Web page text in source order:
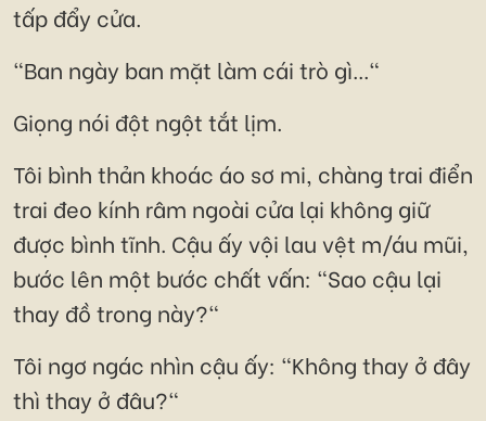
tấp đẩy cửa.
"Ban ngày ban mặt làm cái trò gì..."
Giọng nói đột ngột tắt lịm.
Tôi bình thản khoác áo sơ mi, chàng trai điển
trai đeo kính râm ngoài cửa lại không giữ
được bình tĩnh. Cậu ấy vội lau vệt m/áu mũi,
bước lên một bước chất vấn: "Sao cậu lại
thay đồ trong này?"
Tôi ngơ ngác nhìn cậu ấy: "Không thay ở đây
thì thay ở đâu?"